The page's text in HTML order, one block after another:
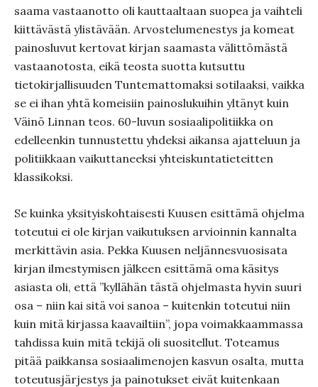
saama vastaanotto oli kauttaaltaan suopea ja vaihteli
kiittävästä ylistävään. Arvostelumenestys ja komeat
painosluvut kertovat kirjan saamasta välittömästä
vastaanotosta, eikä teosta suotta kutsuttu
tietokirjallisuuden Tuntemattomaksi sotilaaksi, vaikka
se ei ihan yhtä komeisiin painoslukuihin yltänyt kuin
Väinö Linnan teos. 60-luvun sosiaalipolitiikka on
edelleenkin tunnustettu yhdeksi aikansa ajatteluun ja
politiikkaan vaikuttaneeksi yhteiskuntatieteitten
klassikoksi.
Se kuinka yksityiskohtaisesti Kuusen esittämä ohjelma
toteutui ei ole kirjan vaikutuksen arvioinnin kannalta
merkittävin asia. Pekka Kuusen neljännesvuosisata
kirjan ilmestymisen jälkeen esittämä oma käsitys
asiasta oli, että ”kyllähän tästä ohjelmasta hyvin suuri
osa – niin kai sitä voi sanoa – kuitenkin toteutui niin
kuin mitä kirjassa kaavailtiin”, jopa voimakkaammassa
tahdissa kuin mitä tekijä oli suositellut. Toteamus
pitää paikkansa sosiaalimenojen kasvun osalta, mutta
toteutusjärjestys ja painotukset eivät kuitenkaan